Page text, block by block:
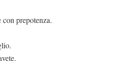
prepotenza.